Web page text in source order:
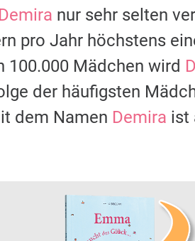
Demira nur sehr selten
pro Jahr höchstens
Mädchen wird
der häufigsten
dem Namen Demira ist